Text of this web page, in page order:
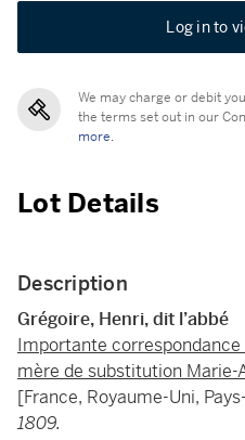
Log in to
We may charge or debit
the terms set out in our
more.
Lot Details
Description
Grégoire, Henri, dit l’abbé
Importante
mère de substitution Marie-
[France, Royaume-Uni,
1809.